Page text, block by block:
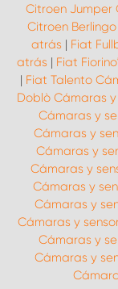
Citroen Jumper
Citroen
atrás | Fiat
atrás | Fiat
| Fiat Talento
Doblò Cámaras
Cámaras y
Cámaras y
Cámaras y
Cámaras y
Cámaras y
Cámaras y
Cámaras y
Cámaras y
Cámaras y